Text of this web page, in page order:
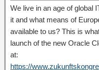
We live in an age of global
it and what means of
available to us? This is
launch of the new Oracle
at:
https://